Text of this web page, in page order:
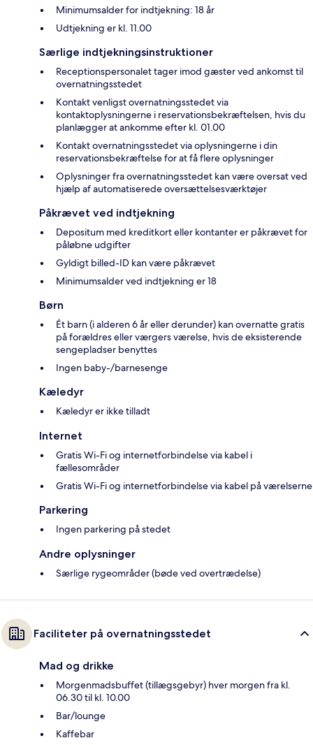
Minimumsalder for indtjekning: 18 år
Udtjekning er kl. 11.00
Særlige indtjekningsinstruktioner
Receptionspersonalet tager imod gæster ved ankomst til
overnatningsstedet
Kontakt venligst overnatningsstedet via
kontaktoplysningerne i reservationsbekræftelsen, hvis du
planlægger at ankomme efter kl. 01.00
Kontakt overnatningsstedet via oplysningerne i din
reservationsbekræftelse for at få flere oplysninger
Oplysninger fra overnatningsstedet kan være oversat ved
hjælp af automatiserede oversættelsesværktøjer
Påkrævet ved indtjekning
Depositum med kreditkort eller kontanter er påkrævet for
påløbne udgifter
Gyldigt billed-ID kan være påkrævet
Minimumsalder ved indtjekning er 18
Børn
Ét barn (i alderen 6 år eller derunder) kan overnatte gratis
på forældres eller værgers værelse, hvis de eksisterende
sengepladser benyttes
Ingen baby-/barnesenge
Kæledyr
Kæledyr er ikke tilladt
Internet
Gratis Wi-Fi og internetforbindelse via kabel i
fællesområder
Gratis Wi-Fi og internetforbindelse via kabel på værelserne
Parkering
Ingen parkering på stedet
Andre oplysninger
Særlige rygeområder (bøde ved overtrædelse)
Faciliteter på overnatningsstedet
Mad og drikke
Morgenmadsbuffet (tillægsgebyr) hver morgen fra kl.
06.30 til kl. 10.00
Bar/lounge
Kaffebar